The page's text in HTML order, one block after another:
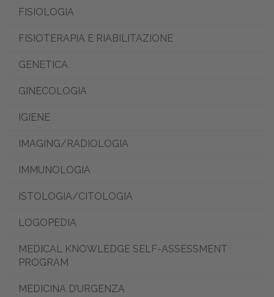
FISIOLOGIA
FISIOTERAPIA E RIABILITAZIONE
GENETICA
GINECOLOGIA
IGIENE
IMAGING/RADIOLOGIA
IMMUNOLOGIA
ISTOLOGIA/CITOLOGIA
LOGOPEDIA
MEDICAL KNOWLEDGE SELF-ASSESSMENT
PROGRAM
MEDICINA D’URGENZA